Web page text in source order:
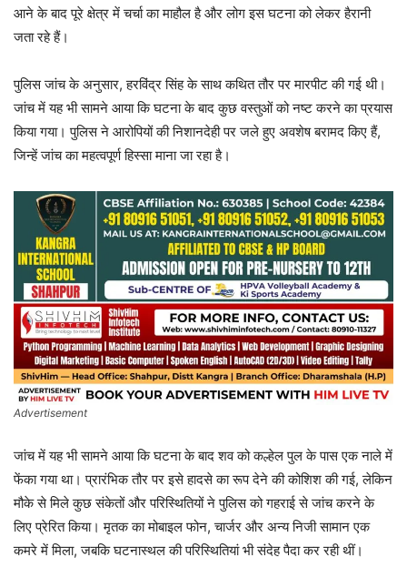
आने के बाद पूरे क्षेत्र में चर्चा का माहौल है और लोग इस घटना को लेकर हैरानी
जता रहे हैं।
पुलिस जांच के अनुसार, हरविंद्र सिंह के साथ कथित तौर पर मारपीट की गई थी।
जांच में यह भी सामने आया कि घटना के बाद कुछ वस्तुओं को नष्ट करने का प्रयास
किया गया। पुलिस ने आरोपियों की निशानदेही पर जले हुए अवशेष बरामद किए हैं,
जिन्हें जांच का महत्वपूर्ण हिस्सा माना जा रहा है।
Advertisement
जांच में यह भी सामने आया कि घटना के बाद शव को कल्हेल पुल के पास एक नाले में
फेंका गया था। प्रारंभिक तौर पर इसे हादसे का रूप देने की कोशिश की गई, लेकिन
मौके से मिले कुछ संकेतों और परिस्थितियों ने पुलिस को गहराई से जांच करने के
लिए प्रेरित किया। मृतक का मोबाइल फोन, चार्जर और अन्य निजी सामान एक
कमरे में मिला, जबकि घटनास्थल की परिस्थितियां भी संदेह पैदा कर रही थीं।